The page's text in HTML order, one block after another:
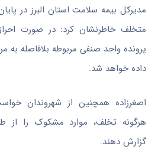
مدیرکل بیمه سلامت استان البرز در
متخلف خاطرنشان کرد: در صورت
پرونده واحد صنفی مربوطه بلافاصله به
داده خواهد شد.
اصغرزاده همچنین از شهروندان
گزارش دهند.